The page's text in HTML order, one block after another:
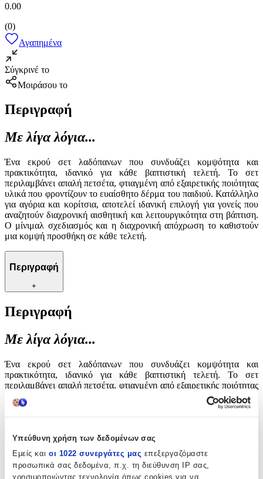
Υπεύθυνη χρήση των δεδομένων σας
Εμείς και οι 1022 συνεργάτες μας επεξεργαζόμαστε
προσωπικά σας δεδομένα, π.χ. τη διεύθυνση IP σας,
χρησιμοποιώντας τεχνολογία όπως cookies για να
0.00
(0)
Αγαπημένα
Σύγκρινέ το
Μοιράσου το
Περιγραφή
Με λίγα λόγια...
Ένα εκρού σετ λαδόπανων που συνδυάζει κομψότητα και
πρακτικότητα, ιδανικό για κάθε βαπτιστική τελετή. Το σετ
περιλαμβάνει απαλή πετσέτα, φτιαγμένη από εξαιρετικής ποιότητας
υλικά που φροντίζουν το ευαίσθητο δέρμα του παιδιού. Κατάλληλο
για αγόρια και κορίτσια, αποτελεί ιδανική επιλογή για γονείς που
αναζητούν διαχρονική αισθητική και λειτουργικότητα στη βάπτιση.
Ο μίνιμαλ σχεδιασμός και η διαχρονική απόχρωση το καθιστούν
μια κομψή προσθήκη σε κάθε τελετή.
Περιγραφή
+
Περιγραφή
Με λίγα λόγια...
Ένα εκρού σετ λαδόπανων που συνδυάζει κομψότητα και
πρακτικότητα, ιδανικό για κάθε βαπτιστική τελετή. Το σετ
περιλαμβάνει απαλή πετσέτα, φτιαγμένη από εξαιρετικής ποιότητας
υλικά που φροντίζουν το ευαίσθητο δέρμα του παιδιού. Κατάλληλο
για αγόρια και κορίτσια, αποτελεί ιδανική επιλογή για γονείς που
αναζητούν διαχρονική αισθητική και λειτουργικότητα στη βάπτιση.
μια κομψή προσθήκη σε κάθε τελετή.
Χαρακτηριστικά